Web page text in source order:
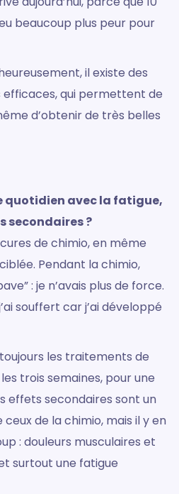
beaucoup plus peur pour
il existe des
qui permettent de
d’obtenir de très belles
quotidien avec la fatigue,
secondaires ?
de chimio, en même
Pendant la chimio,
: je n’avais plus de force.
souffert car j’ai développé
les traitements de
trois semaines, pour une
effets secondaires sont un
de la chimio, mais il y en
: douleurs musculaires et
surtout une fatigue